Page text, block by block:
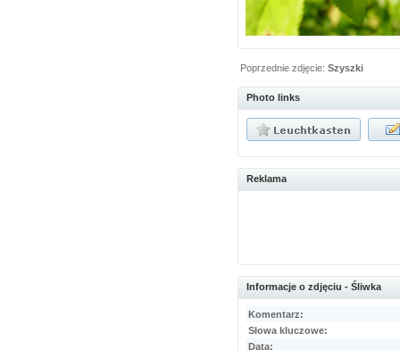
Poprzednie zdjęcie:Szyszki
Photo links
Reklama
Informacje o zdjęciu - Śliwka
Komentarz:
Słowa kluczowe:
Data: